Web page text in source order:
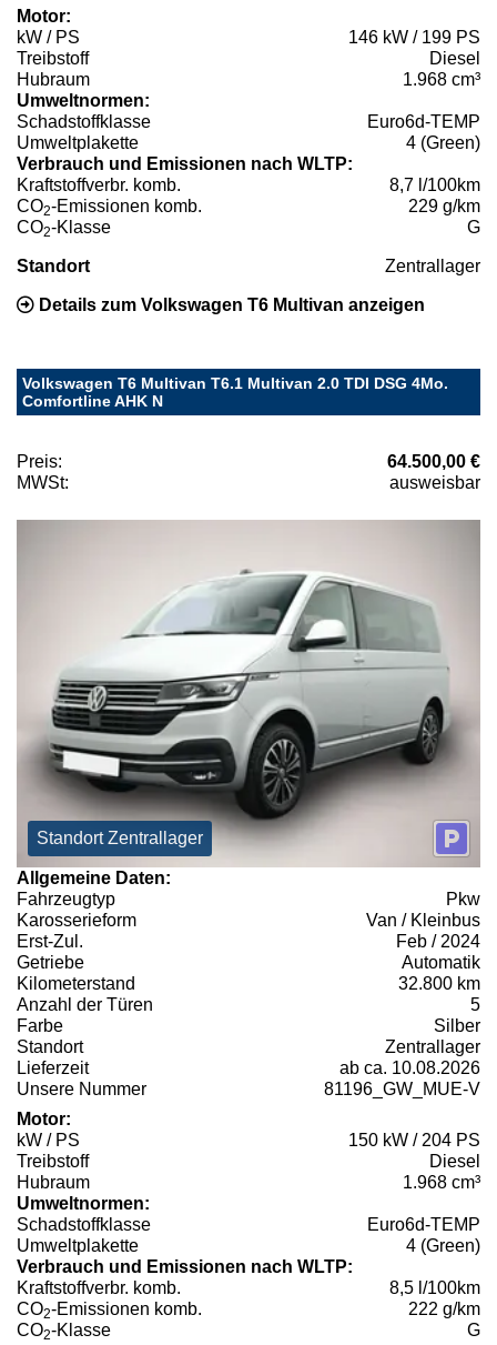
Motor:
kW / PS
146 kW / 199 PS
Treibstoff
Diesel
Hubraum
1.968 cm³
Umweltnormen:
Schadstoffklasse
Euro6d-TEMP
Umweltplakette
4 (Green)
Verbrauch und Emissionen nach WLTP:
Kraftstoffverbr. komb.
8,7 l/100km
CO2-Emissionen komb.
229 g/km
CO2-Klasse G
Standort Zentrallager
Details zum Volkswagen T6 Multivan anzeigen
Volkswagen T6 Multivan T6.1 Multivan 2.0 TDI DSG 4Mo.
Comfortline AHK N
Preis:
64.500,00 €
MWSt:
ausweisbar
Standort Zentrallager
Allgemeine Daten:
Fahrzeugtyp
Pkw
Karosserieform
Van / Kleinbus
Erst-Zul.
Feb / 2024
Getriebe
Automatik
Kilometerstand
32.800 km
Anzahl der Türen
5
Farbe
Silber
Standort
Zentrallager
Lieferzeit
ab ca. 10.08.2026
Unsere Nummer
81196_GW_MUE-V
Motor:
kW / PS
150 kW / 204 PS
Treibstoff
Diesel
Hubraum
1.968 cm³
Umweltnormen:
Schadstoffklasse
Euro6d-TEMP
Umweltplakette
4 (Green)
Verbrauch und Emissionen nach WLTP:
Kraftstoffverbr. komb.
8,5 l/100km
CO2-Emissionen komb.
222 g/km
CO2-Klasse G